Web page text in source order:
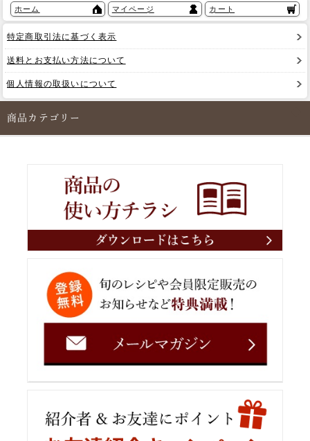
ホーム マイページ カート
特定商取引法に基づく表示
送料とお支払い方法について
個人情報の取扱いについて
商品カテゴリー